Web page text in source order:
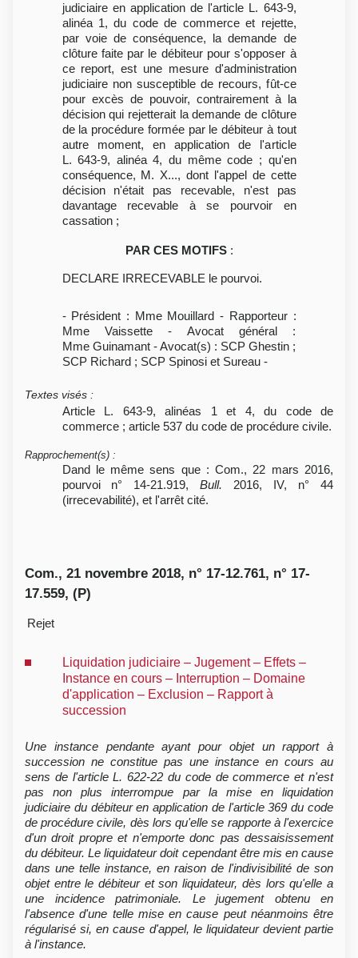
judiciaire en application de l'article L. 643-9,
alinéa 1, du code de commerce et rejette,
par voie de conséquence, la demande de
clôture faite par le débiteur pour s'opposer à
ce report, est une mesure d'administration
judiciaire non susceptible de recours, fût-ce
pour excès de pouvoir, contrairement à la
décision qui rejetterait la demande de clôture
de la procédure formée par le débiteur à tout
autre moment, en application de l'article
L. 643-9, alinéa 4, du même code ; qu'en
conséquence, M. X..., dont l'appel de cette
décision n'était pas recevable, n'est pas
davantage recevable à se pourvoir en
cassation ;
PAR CES MOTIFS:
DECLARE IRRECEVABLE le pourvoi.
- Président : Mme Mouillard - Rapporteur :
Mme Vaissette - Avocat général :
Mme Guinamant - Avocat(s) : SCP Ghestin ;
SCP Richard ; SCP Spinosi et Sureau -
Textes visés :
Article L. 643-9, alinéas 1 et 4, du code de
commerce ; article 537 du code de procédure civile.
Rapprochement(s) :
Dand le même sens que : Com., 22 mars 2016,
pourvoi n° 14-21.919,Bull. 2016, IV, n° 44
(irrecevabilité), et l'arrêt cité.
Com., 21 novembre 2018, n° 17-12.761, n° 17-
17.559, (P)
Rejet
Liquidation judiciaire – Jugement – Effets –
Instance en cours – Interruption – Domaine
d'application – Exclusion – Rapport à
succession
Une instance pendante ayant pour objet un rapport à
succession ne constitue pas une instance en cours au
sens de l'article L. 622-22 du code de commerce et n'est
pas non plus interrompue par la mise en liquidation
judiciaire du débiteur en application de l'article 369 du code
de procédure civile, dès lors qu'elle se rapporte à l'exercice
d'un droit propre et n'emporte donc pas dessaisissement
du débiteur. Le liquidateur doit cependant être mis en cause
dans une telle instance, en raison de l'indivisibilité de son
objet entre le débiteur et son liquidateur, dès lors qu'elle a
une incidence patrimoniale. Le jugement obtenu en
l'absence d'une telle mise en cause peut néanmoins être
régularisé si, en cause d'appel, le liquidateur devient partie
à l'instance.